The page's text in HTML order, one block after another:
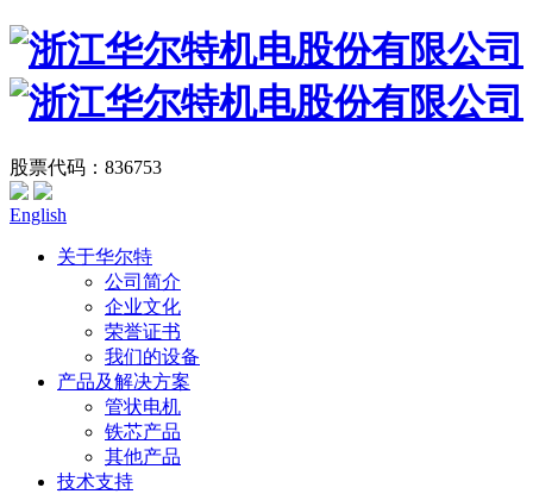
股票代码：836753
English
关于华尔特
公司简介
企业文化
荣誉证书
我们的设备
产品及解决方案
管状电机
铁芯产品
其他产品
技术支持